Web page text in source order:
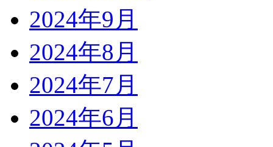
2024年9月
2024年8月
2024年7月
2024年6月